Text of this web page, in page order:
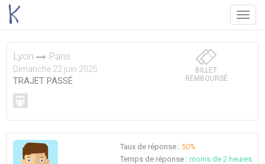
Menu
Lyon Paris
Dimanche 22 juin 2025
TRAJET PASSÉ
BILLET
REMBOURSÉ
Taux de réponse : 50%
Temps de réponse : moins de 2 heures